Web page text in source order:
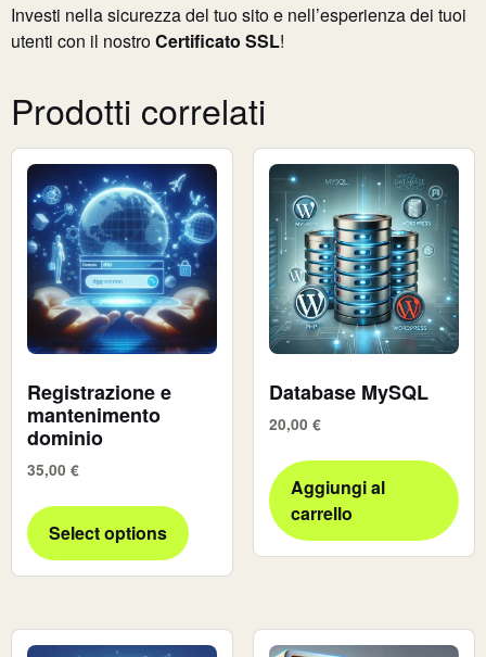
Investi nella sicurezza del tuo sito e nell’esperienza dei tuoi
utenti con il nostroCertificato SSL!
Prodotti correlati
Registrazione e
mantenimento
dominio
35,00 €
Select options
Database MySQL
20,00 €
Aggiungi al
carrello